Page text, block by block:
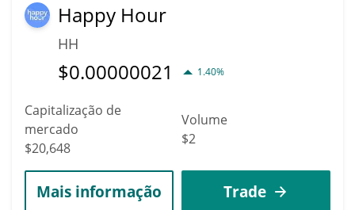
Happy Hour
HH
$0.00000021 1.40%
Capitalização de
mercado
$20,648
Volume
$2
Mais informação Trade